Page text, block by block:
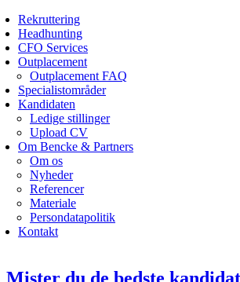
Rekruttering
Headhunting
CFO Services
Outplacement
Outplacement FAQ
Specialistområder
Kandidaten
Ledige stillinger
Upload CV
Om Bencke & Partners
Om os
Nyheder
Referencer
Materiale
Persondatapolitik
Kontakt